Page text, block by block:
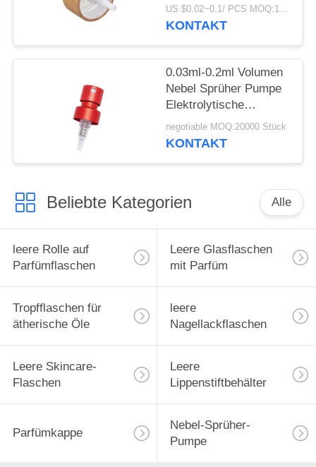
US $0.02~0.1/ PCS MOQ:10000pcs
KONTAKT
0.03ml-0.2ml Volumen
Nebel Sprüher Pumpe
Elektrolytische
Aluminium Präzise
negotiable MOQ:20000 Stück
KONTAKT
Beliebte Kategorien Alle
leere Rolle auf
Parfümflaschen
Leere Glasflaschen
mit Parfüm
Tropfflaschen für
ätherische Öle
leere
Nagellackflaschen
Leere Skincare-
Flaschen
Leere
Lippenstiftbehälter
Parfümkappe
Nebel-Sprüher-
Pumpe